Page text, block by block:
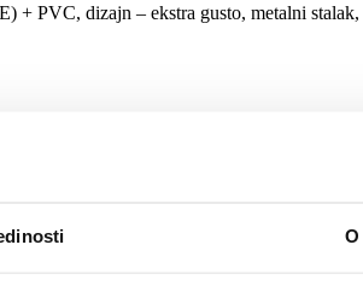
O
+ PVC, dizajn – ekstra gusto, metalni
klasičnu 3D verziju u standardnoj širini. 3D
nekonvencionalnog oblika koji će